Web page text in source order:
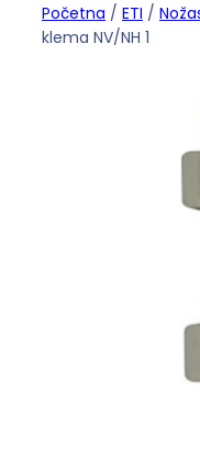
Početna / ETI /
klema NV/NH 1